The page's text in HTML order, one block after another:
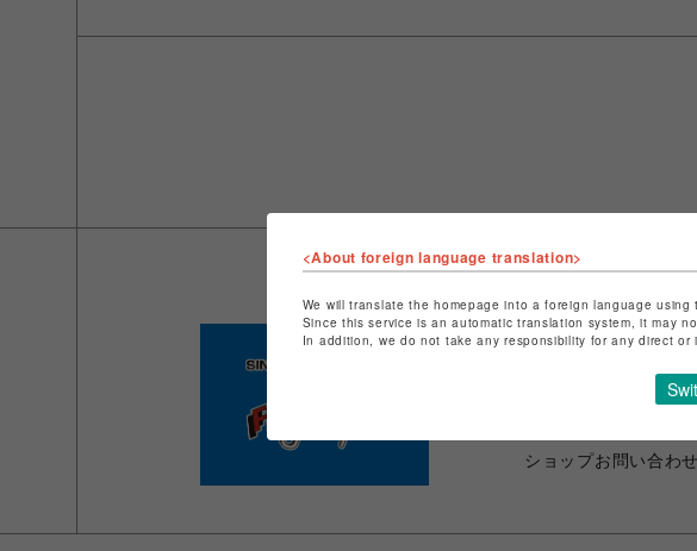
ショップ名
フィ
名古
ショップお問い合わ
<About foreign language translation>
We will translate the homepage into a foreign language
Since this service is an automatic translation system, it may
In addition, we do not take any responsibility for any direct